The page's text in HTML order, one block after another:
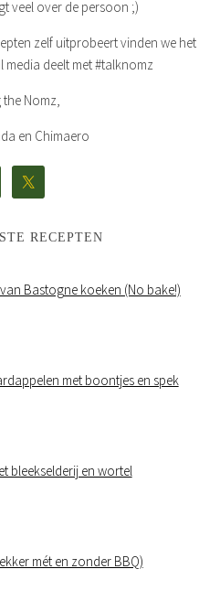
veel over de persoon ;)
zelf uitprobeert vinden we het
media deelt met #talknomz
the Nomz,
en Chimaero
RECEPTEN
Bastogne koeken (No bake!)
met boontjes en spek
bleekselderij en wortel
mét en zonder BBQ)